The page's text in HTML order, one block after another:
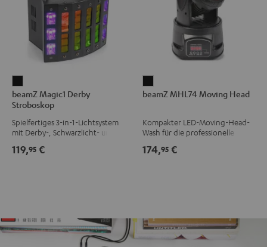
Magic1
Derby
Stroboskop
Schwarz
beamZ Magic1 Derby
Stroboskop
Spielfertiges 3-in-1-Lichtsystem
mit Derby-, Schwarzlicht- und
Geschwindigkeit
119,95 €
MHL74
Head
Schwarz
beamZ MHL74 Moving Head
Kompakter LED-Moving-Head-
Wash für die professionelle
174,95 €